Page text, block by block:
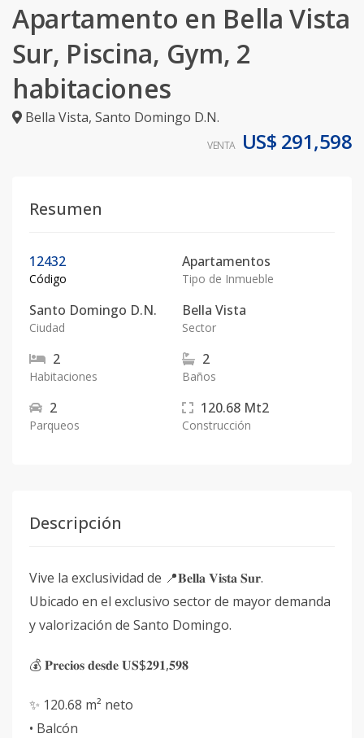
Apartamento en Bella Vista
Sur, Piscina, Gym, 2
habitaciones
Bella Vista, Santo Domingo D.N.
VENTA US$ 291,598
Resumen
12432
Código
Apartamentos
Tipo de Inmueble
Santo Domingo D.N.
Ciudad
Bella Vista
Sector
2
Habitaciones
2
Baños
2
Parqueos
120.68 Mt2
Construcción
Descripción
Vive la exclusividad de 📍𝐁𝐞𝐥𝐥𝐚 𝐕𝐢𝐬𝐭𝐚 𝐒𝐮𝐫.
Ubicado en el exclusivo sector de mayor demanda
y valorización de Santo Domingo.
💰 𝐏𝐫𝐞𝐜𝐢𝐨𝐬 𝐝𝐞𝐬𝐝𝐞 𝐔𝐒$𝟐𝟗𝟏,𝟓𝟗𝟖
✨ 120.68 m² neto
• Balcón